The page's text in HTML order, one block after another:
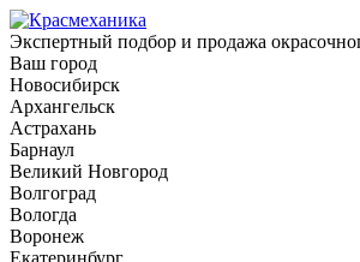
Экспертный подбор и продажа
Ваш город
Новосибирск
Архангельск
Астрахань
Барнаул
Великий Новгород
Волгоград
Вологда
Воронеж
Екатеринбург